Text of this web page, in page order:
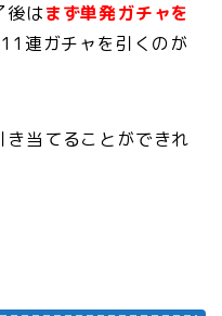
後はまず単発ガチャを
連ガチャを引くのが
当てることができれ